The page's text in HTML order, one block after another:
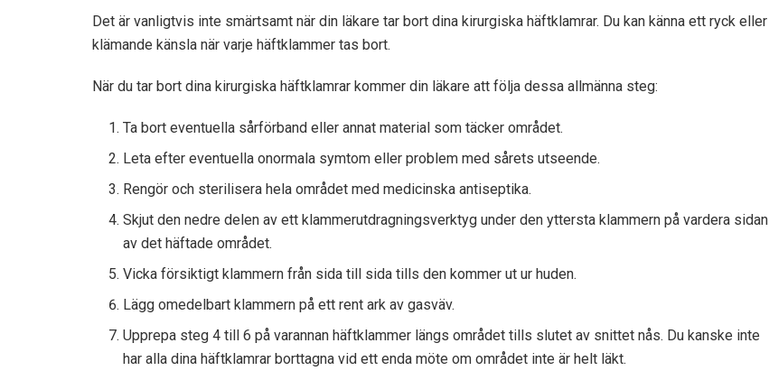
Det är vanligtvis inte smärtsamt när din läkare tar bort dina kirurgiska häftklamrar. Du kan känna ett ryck eller
klämande känsla när varje häftklammer tas bort.
När du tar bort dina kirurgiska häftklamrar kommer din läkare att följa dessa allmänna steg:
Ta bort eventuella sårförband eller annat material som täcker området.
Leta efter eventuella onormala symtom eller problem med sårets utseende.
Rengör och sterilisera hela området med medicinska antiseptika.
Skjut den nedre delen av ett klammerutdragningsverktyg under den yttersta klammern på vardera sidan
av det häftade området.
Vicka försiktigt klammern från sida till sida tills den kommer ut ur huden.
Lägg omedelbart klammern på ett rent ark av gasväv.
Upprepa steg 4 till 6 på varannan häftklammer längs området tills slutet av snittet nås. Du kanske inte
har alla dina häftklamrar borttagna vid ett enda möte om området inte är helt läkt.